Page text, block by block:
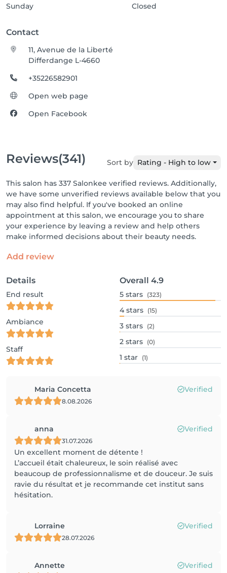
Sunday Closed
Contact
11, Avenue de la Liberté
Differdange L-4660
+35226582901
Open web page
Open Facebook
Reviews(341) Sort by Rating - High to low
This salon has 337 Salonkee verified reviews. Additionally,
we have some unverified reviews available below that you
may also find helpful. If you've booked an online
appointment at this salon, we encourage you to share
your experience by leaving a review and help others
make informed decisions about their beauty needs.
Add review
Details
End result
Ambiance
Staff
Overall 4.9
5 stars (323)
4 stars (15)
3 stars (2)
2 stars (0)
1 star (1)
Maria Concetta Verified
8.08.2026
anna Verified
31.07.2026
Un excellent moment de détente !
L’accueil était chaleureux, le soin réalisé avec
beaucoup de professionnalisme et de douceur. Je suis
ravie du résultat et je recommande cet institut sans
hésitation.
Lorraine Verified
28.07.2026
Annette Verified